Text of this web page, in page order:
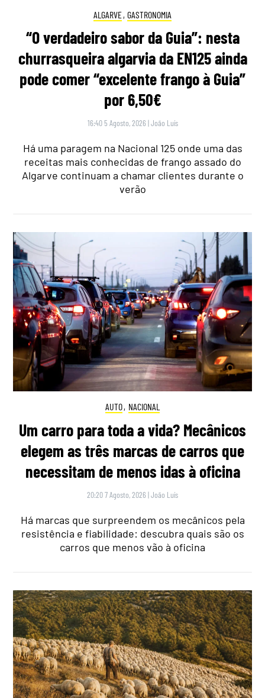
ALGARVE, GASTRONOMIA
“O verdadeiro sabor da Guia”: nesta
churrasqueira algarvia da EN125 ainda
pode comer “excelente frango à Guia”
por 6,50€
16:40 5 Agosto, 2026 |João Luís
Há uma paragem na Nacional 125 onde uma das
receitas mais conhecidas de frango assado do
Algarve continuam a chamar clientes durante o
verão
AUTO, NACIONAL
Um carro para toda a vida? Mecânicos
elegem as três marcas de carros que
necessitam de menos idas à oficina
20:20 7 Agosto, 2026 |João Luís
Há marcas que surpreendem os mecânicos pela
resistência e fiabilidade: descubra quais são os
carros que menos vão à oficina